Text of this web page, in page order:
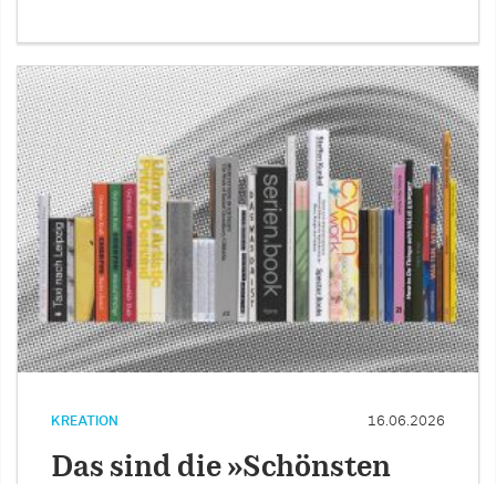
KREATION 16.06.2026
Das sind die »Schönsten